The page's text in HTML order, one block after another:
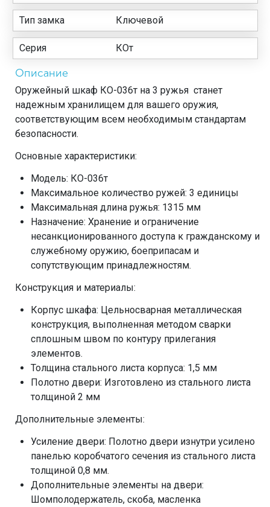
Тип замка Ключевой
Серия КОт
Описание
Оружейный шкаф КО-036т на 3 ружья станет
надежным хранилищем для вашего оружия,
соответствующим всем необходимым стандартам
безопасности.
Основные характеристики:
Модель: КО-036т
Максимальное количество ружей: 3 единицы
Максимальная длина ружья: 1315 мм
Назначение: Хранение и ограничение
несанкционированного доступа к гражданскому и
служебному оружию, боеприпасам и
сопутствующим принадлежностям.
Конструкция и материалы:
Корпус шкафа: Цельносварная металлическая
конструкция, выполненная методом сварки
сплошным швом по контуру прилегания
элементов.
Толщина стального листа корпуса: 1,5 мм
Полотно двери: Изготовлено из стального листа
толщиной 2 мм
Дополнительные элементы:
Усиление двери: Полотно двери изнутри усилено
панелью коробчатого сечения из стального листа
толщиной 0,8 мм.
Дополнительные элементы на двери:
Шомполодержатель, скоба, масленка